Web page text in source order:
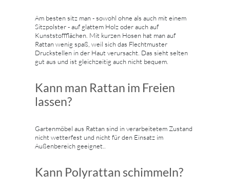
Am besten sitz man - sowohl ohne als auch mit einem
Sitzpolster - auf glattem Holz oder auch auf
Kunststoffflächen. Mit kurzen Hosen hat man auf
Rattan wenig spaß, weil sich das Flechtmuster
Druckstellen in der Haut verursacht. Das sieht selten
gut aus und ist gleichzeitig auch nicht bequem.
Kann man Rattan im Freien
lassen?
Gartenmöbel aus Rattan sind in verarbeitetem Zustand
nicht wetterfest und nicht für den Einsatz im
Außenbereich geeignet..
Kann Polyrattan schimmeln?